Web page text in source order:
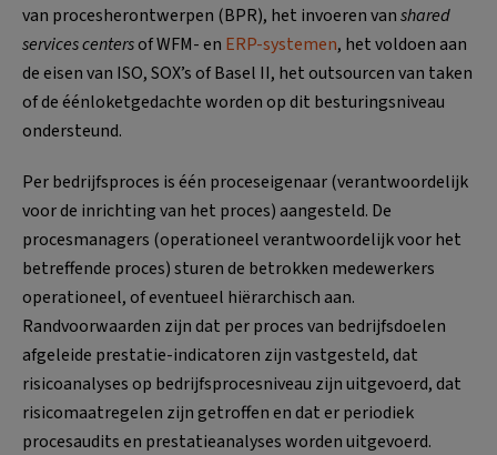
van procesherontwerpen (BPR), het invoeren vanshared
services centersof WFM- en ERP-systemen, het voldoen aan
de eisen van ISO, SOX’s of Basel II, het outsourcen van taken
of de éénloketgedachte worden op dit besturingsniveau
ondersteund.
Per bedrijfsproces is één proceseigenaar (verantwoordelijk
voor de inrichting van het proces) aangesteld. De
procesmanagers (operationeel verantwoordelijk voor het
betreffende proces) sturen de betrokken medewerkers
operationeel, of eventueel hiërarchisch aan.
Randvoorwaarden zijn dat per proces van bedrijfsdoelen
afgeleide prestatie-indicatoren zijn vastgesteld, dat
risicoanalyses op bedrijfsprocesniveau zijn uitgevoerd, dat
risicomaatregelen zijn getroffen en dat er periodiek
procesaudits en prestatieanalyses worden uitgevoerd.